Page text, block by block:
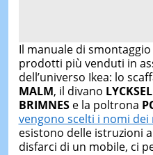
Il manuale di
prodotti più venduti in
dell’universo Ikea: lo
MALM, il divano
BRIMNESe la poltrona
vengono scelti i nomi dei
esistono delle istruzioni
disfarci di un mobile, ci